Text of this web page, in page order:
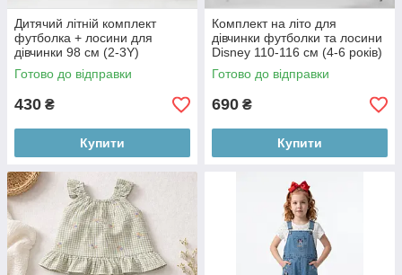
Дитячий літній комплект
футболка + лосини для
дівчинки 98 см (2-3Y)
Готово до відправки
430 ₴
Купити
Комплект на літо для
дівчинки футболки та лосини
Disney 110-116 см (4-6 років)
Готово до відправки
690 ₴
Купити